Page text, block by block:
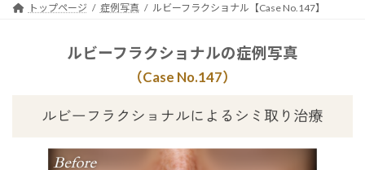
トップページ 症例写真 ルビーフラクショナル【Case No.147】
ルビーフラクショナルの症例写真
（Case No.147）